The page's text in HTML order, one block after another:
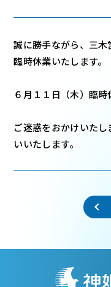
誠に勝手ながら、三
臨時休業いたします。
６月１１日（木）臨時
ご迷惑をおかけいた
いいたします。